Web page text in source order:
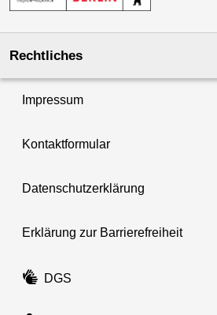
Rechtliches
Impressum
Kontaktformular
Datenschutzerklärung
Erklärung zur Barrierefreiheit
DGS